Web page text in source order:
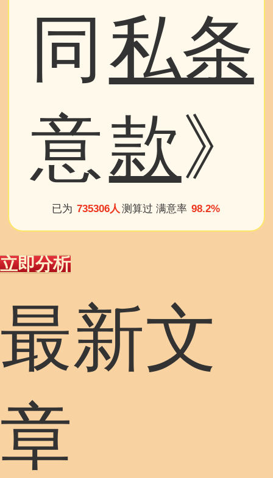
同
意
私条
款》
已为 735306人 测算过 满意率 98.2%
立即分析
最新文
章